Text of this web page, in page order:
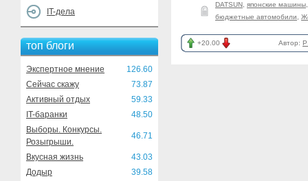
IT-дела
топ блоги
Экспертное мнение
126.60
Сейчас скажу
73.87
Активный отдых
59.33
IT-баранки
48.50
Выборы. Конкурсы.
Розыгрыши.
46.71
Вкусная жизнь
43.03
Додыр
39.58
DATSUN японские машины
бюджетные автомобили
+20.00 Автор: